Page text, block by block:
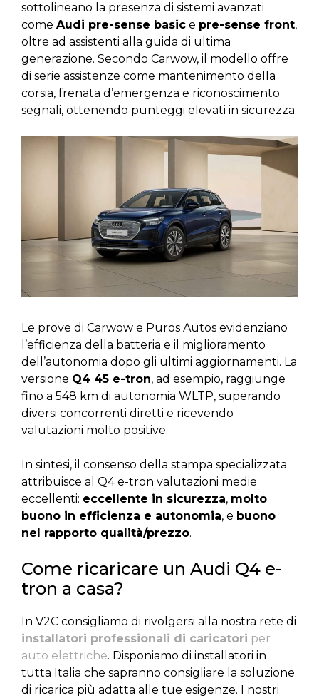
sottolineano la presenza di sistemi avanzati
come Audi pre-sense basic e pre-sense front,
oltre ad assistenti alla guida di ultima
generazione. Secondo Carwow, il modello offre
di serie assistenze come mantenimento della
corsia, frenata d’emergenza e riconoscimento
segnali, ottenendo punteggi elevati in sicurezza.
Le prove di Carwow e Puros Autos evidenziano
l’efficienza della batteria e il miglioramento
dell’autonomia dopo gli ultimi aggiornamenti. La
versione Q4 45 e-tron, ad esempio, raggiunge
fino a 548 km di autonomia WLTP, superando
diversi concorrenti diretti e ricevendo
valutazioni molto positive.
In sintesi, il consenso della stampa specializzata
attribuisce al Q4 e-tron valutazioni medie
eccellenti: eccellente in sicurezza, molto
buono in efficienza e autonomia, e buono
nel rapporto qualità/prezzo.
Come ricaricare un Audi Q4 e-
tron a casa?
In V2C consigliamo di rivolgersi alla nostra rete di
installatori professionali di caricatori per
auto elettriche. Disponiamo di installatori in
tutta Italia che sapranno consigliare la soluzione
di ricarica più adatta alle tue esigenze. I nostri